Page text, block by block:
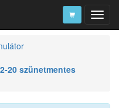
20 szünetmentes